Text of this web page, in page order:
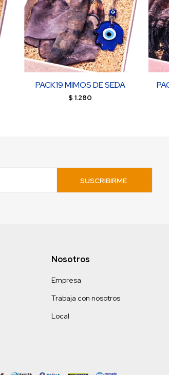
PACK19 MIMOS DE SEDA
$ 1.280
SUSCRIBIRME
Nosotros
Empresa
Trabaja con nosotros
Local